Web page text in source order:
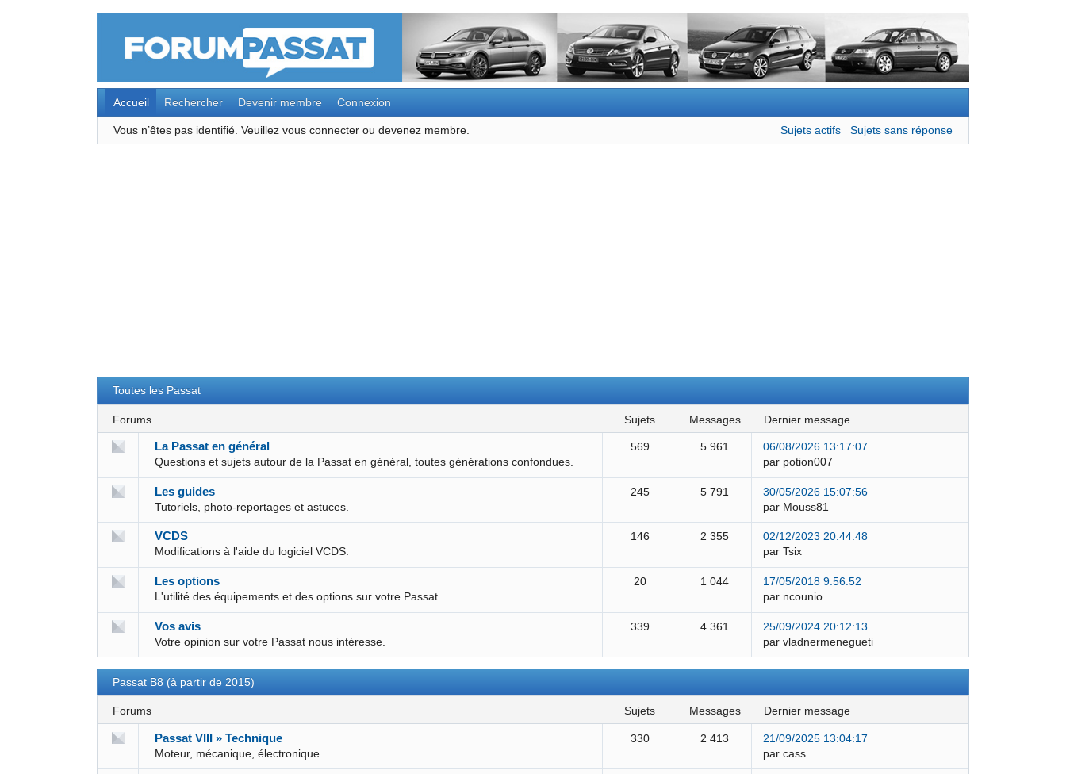
Accueil Rechercher Devenir membre Connexion
Vous n’êtes pas identifié. Veuillez vous connecter ou devenez membre. Sujets actifs Sujets sans réponse
Toutes les Passat
Forums sujets messages dernier message
La Passat en général
Questions et sujets autour de la Passat en général, toutes générations confondues.
569 5 961
06/08/2026 13:17:07
par potion007
Les guides
Tutoriels, photo-reportages et astuces.
245 5 791
30/05/2026 15:07:56
par Mouss81
VCDS
Modifications à l'aide du logiciel VCDS.
146 2 355
02/12/2023 20:44:48
par Tsix
Les options
L'utilité des équipements et des options sur votre Passat.
20 1 044
17/05/2018 9:56:52
par ncounio
Vos avis
Votre opinion sur votre Passat nous intéresse.
339 4 361
25/09/2024 20:12:13
par vladnermenegueti
Passat B8 (à partir de 2015)
Forums sujets messages dernier message
Passat VIII » Technique
Moteur, mécanique, électronique.
330 2 413
21/09/2025 13:04:17
par cass